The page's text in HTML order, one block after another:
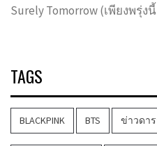
Surely Tomorrow (เพียงพรุ่ง
TAGS
BLACKPINK BTS ข่าวดา